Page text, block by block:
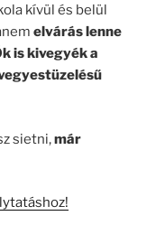
kívül és belül
elvárás lenne
is kivegyék a
sietni,már